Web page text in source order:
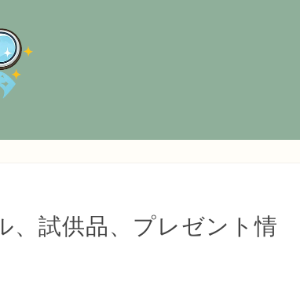
、試供品、プレゼント情